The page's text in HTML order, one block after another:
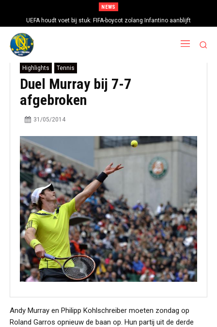
NEWS
UEFA houdt voet bij stuk: FIFA-boycot zolang Infantino aanblijft
Highlights Tennis
Duel Murray bij 7-7
afgebroken
31/05/2014
Andy Murray en Philipp Kohlschreiber moeten zondag op
Roland Garros opnieuw de baan op. Hun partij uit de derde